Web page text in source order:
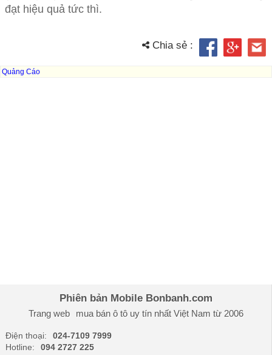
đạt hiệu quả tức thì.
Chia sẻ :
Quảng Cáo
Phiên bản Mobile Bonbanh.com
Trang web mua bán ô tôuy tín nhất Việt Nam từ 2006
Điện thoại:
024-7109 7999
Hotline:
094 2727 225